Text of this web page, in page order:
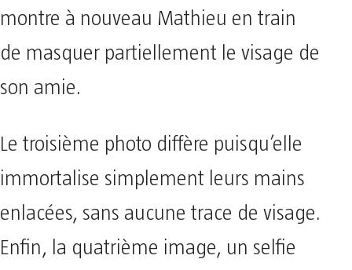
montre à nouveau Mathieu en train
de masquer partiellement le visage de
son amie.
Le troisième photo diffère puisqu’elle
immortalise simplement leurs mains
enlacées, sans aucune trace de visage.
Enfin, la quatrième image, un selfie